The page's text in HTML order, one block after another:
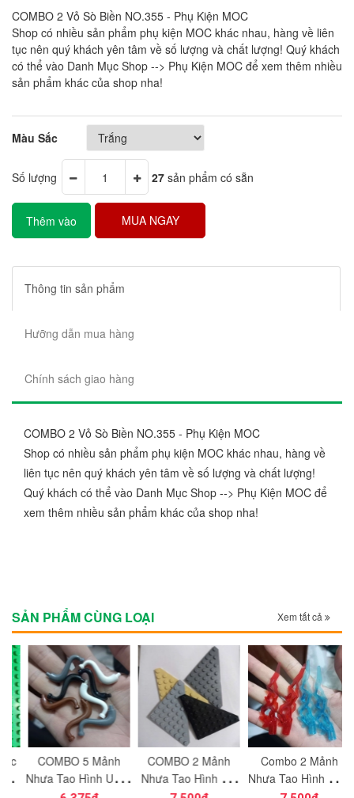
COMBO 2 Vỏ Sò Biền NO.355 - Phụ Kiện MOC
Shop có nhiều sản phẩm phụ kiện MOC khác nhau, hàng về liên
tục nên quý khách yên tâm về số lượng và chất lượng! Quý khách
có thể vào Danh Mục Shop --> Phụ Kiện MOC để xem thêm nhiều
sản phẩm khác của shop nha!
Màu Sắc
Số lượng 27 sản phẩm có sẵn
Thêm vào MUA NGAY
Thông tin sản phẩm
Hưỡng dẫn mua hàng
Chính sách giao hàng
COMBO 2 Vỏ Sò Biền NO.355 - Phụ Kiện MOC
Shop có nhiều sản phẩm phụ kiện MOC khác nhau, hàng về
liên tục nên quý khách yên tâm về số lượng và chất lượng!
Quý khách có thể vào Danh Mục Shop --> Phụ Kiện MOC để
xem thêm nhiều sản phẩm khác của shop nha!
SẢN PHẨM CÙNG LOẠI Xem tất cả
COMBO 5 Mảnh
Nhựa Tạo Hình Uống
COMBO 2 Mảnh
Nhựa Tạo Hình Vát
Combo 2 Mảnh
Nhựa Tạo Hình Hiệu